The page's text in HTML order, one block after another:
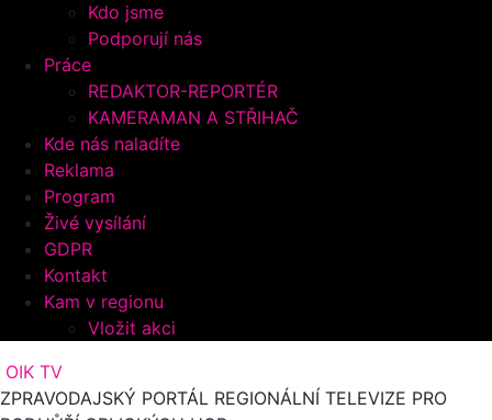
Kdo jsme
Podporují nás
Práce
REDAKTOR-REPORTÉR
KAMERAMAN A STŘIHAČ
Kde nás naladíte
Reklama
Program
Živé vysílání
GDPR
Kontakt
Kam v regionu
Vložit akci
OIK TV
ZPRAVODAJSKÝ PORTÁL REGIONÁLNÍ TELEVIZE PRO